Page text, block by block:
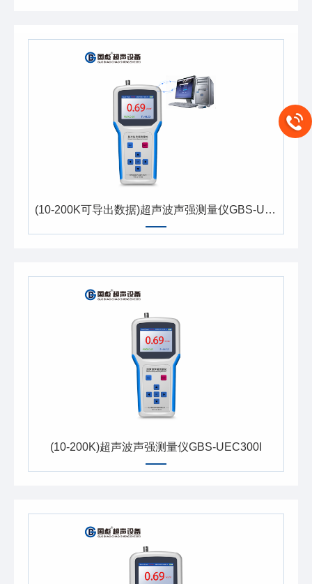
(10-200K可导出数据)超声波声强测量仪GBS-UEC300P
(10-200K)超声波声强测量仪GBS-UEC300I